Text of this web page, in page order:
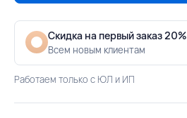
Скидка на первый заказ 20%
Всем новым клиентам
Работаем только с ЮЛ и ИП